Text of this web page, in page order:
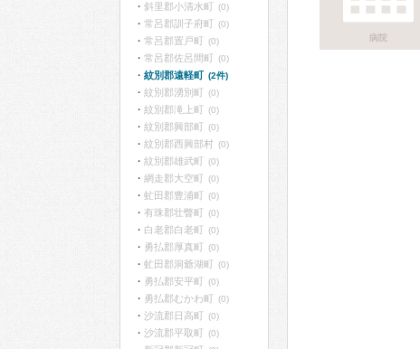
病院
斜里郡小清水町 (0)
常呂郡訓子府町 (0)
常呂郡置戸町 (0)
常呂郡佐呂間町 (0)
紋別郡遠軽町 (2件)
紋別郡湧別町 (0)
紋別郡滝上町 (0)
紋別郡興部町 (0)
紋別郡西興部村 (0)
紋別郡雄武町 (0)
網走郡大空町 (0)
虻田郡豊浦町 (0)
有珠郡壮瞥町 (0)
白老郡白老町 (0)
勇払郡厚真町 (0)
虻田郡洞爺湖町 (0)
勇払郡安平町 (0)
勇払郡むかわ町 (0)
沙流郡日高町 (0)
沙流郡平取町 (0)